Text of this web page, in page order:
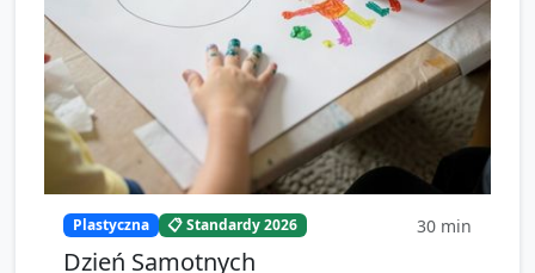
Plastyczna 📋 Standardy 2026 30 min
Dzień Samotnych